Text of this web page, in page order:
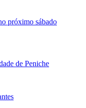
próximo sábado
de Peniche